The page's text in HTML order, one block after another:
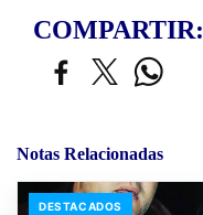
COMPARTIR:
Notas Relacionadas
DESTACADOS